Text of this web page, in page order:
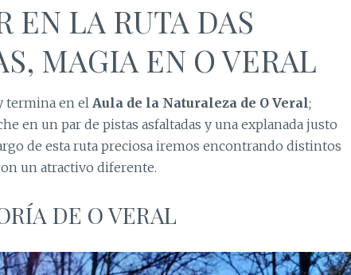
EN LA RUTA DAS
MAGIA EN O VERAL
termina en el Aula de la Naturaleza de O Veral;
en un par de pistas asfaltadas y una explanada justo
de esta ruta preciosa iremos encontrando distintos
un atractivo diferente.
DE O VERAL